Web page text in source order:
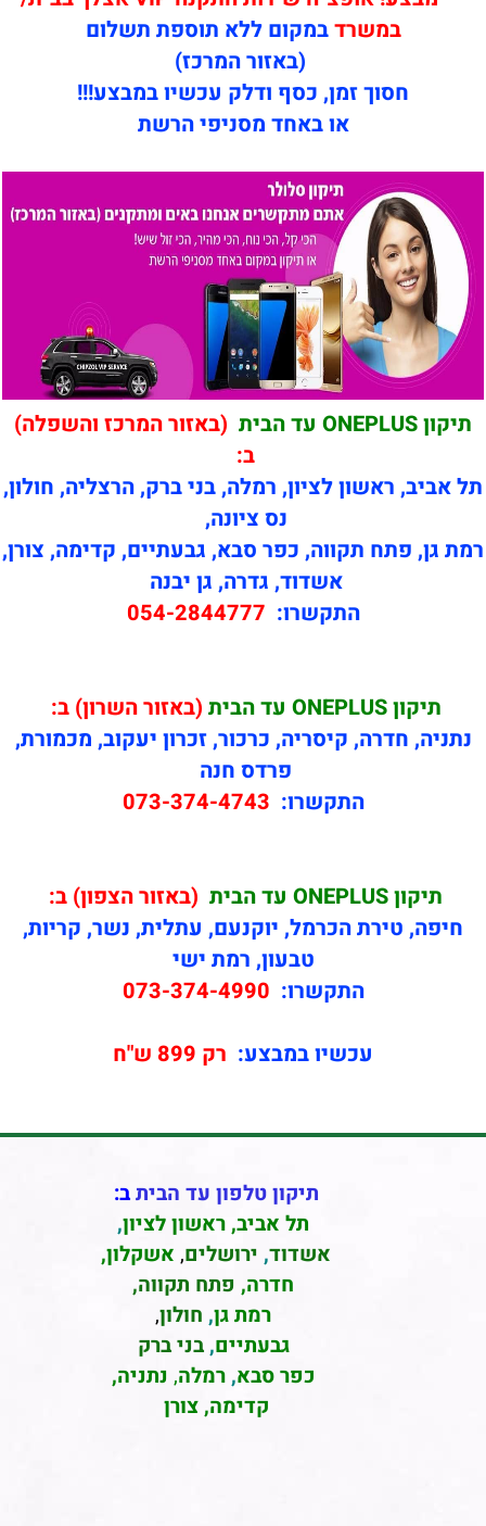
במשרדבמקום ללא תוספת תשלום
(באזור המרכז)
חסוך זמן, כסף ודלק עכשיו במבצע!!!
או באחד מסניפי הרשת
תיקון ONEPLUS עד הבית
(באזור המרכז והשפלה)
ב:
תל אביב, ראשון לציון, רמלה, בני ברק, הרצליה, חולון,
נס ציונה,
רמת גן, פתח תקווה, כפר סבא, גבעתיים, קדימה, צורן,
אשדוד, גדרה, גן יבנה
התקשרו: 054-2844777
תיקוןONEPLUS עד הבית
(באזור השרון) ב:
נתניה, חדרה, קיסריה, כרכור, זכרון יעקוב, מכמורת,
פרדס חנה
התקשרו: 073-374-4743
תיקוןONEPLUS עד הבית
(באזור הצפון) ב:
חיפה, טירת הכרמל, יוקנעם, עתלית, נשר, קריות,
טבעון, רמת ישי
התקשרו: 073-374-4990
עכשיו במבצע: רק 899 ש"ח
תיקון טלפון עד הביתב:
תל אביב, ראשון לציון,
אשדוד, ירושלים, אשקלון,
חדרה, פתח תקווה,
רמת גן, חולון,
גבעתיים,בני ברק
כפר סבא,רמלה, נתניה,
קדימה, צורן